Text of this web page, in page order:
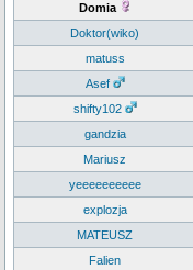
Domia
Doktor(wiko)
matuss
Asef
shifty102
gandzia
Mariusz
yeeeeeeeeee
explozja
MATEUSZ
Falien